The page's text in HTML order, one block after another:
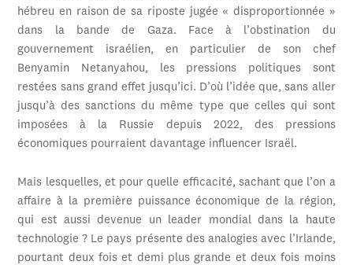
hébreu en raison de sa riposte jugée « disproportionnée »
dans la bande de Gaza. Face à l’obstination du
gouvernement israélien, en particulier de son chef
Benyamin Netanyahou, les pressions politiques sont
restées sans grand effet jusqu’ici. D’où l’idée que, sans aller
jusqu’à des sanctions du même type que celles qui sont
imposées à la Russie depuis 2022, des pressions
économiques pourraient davantage influencer Israël.
Mais lesquelles, et pour quelle efficacité, sachant que l’on a
affaire à la première puissance économique de la région,
qui est aussi devenue un leader mondial dans la haute
technologie ? Le pays présente des analogies avec l’Irlande,
pourtant deux fois et demi plus grande et deux fois moins